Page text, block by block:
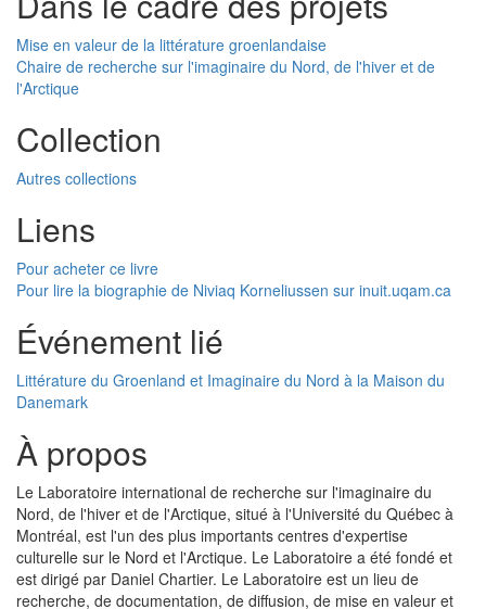
Mise en valeur de la littérature groenlandaise
Chaire de recherche sur l'imaginaire du Nord, de l'hiver et de
l'Arctique
Collection
Autres collections
Liens
Pour acheter ce livre
Pour lire la biographie de Niviaq Korneliussen sur inuit.uqam.ca
Événement lié
Littérature du Groenland et Imaginaire du Nord à la Maison du
Danemark
À propos
Le Laboratoire international de recherche sur l'imaginaire du
Nord, de l'hiver et de l'Arctique, situé à l'Université du Québec à
Montréal, est l'un des plus importants centres d'expertise
culturelle sur le Nord et l'Arctique. Le Laboratoire a été fondé et
est dirigé par Daniel Chartier. Le Laboratoire est un lieu de
recherche, de documentation, de diffusion, de mise en valeur et